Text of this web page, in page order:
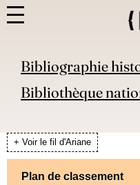
Bibliographie
Bibliothèque
+ Voir le fil d'Ariane
Plan de classement